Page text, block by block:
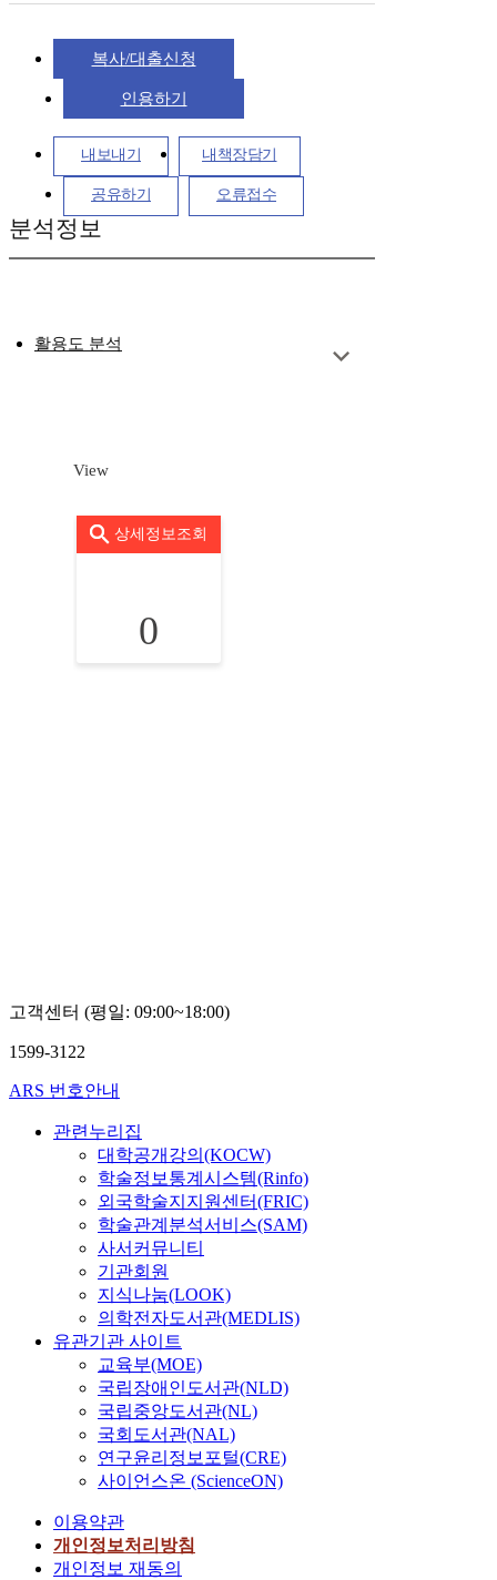
복사/대출신청
인용하기
내보내기 내책장담기
공유하기 오류접수
분석정보
활용도 분석
View
상세정보조회
0
고객센터 (평일: 09:00~18:00)
1599-3122
ARS 번호안내
관련누리집
대학공개강의(KOCW)
학술정보통계시스템(Rinfo)
외국학술지지원센터(FRIC)
학술관계분석서비스(SAM)
사서커뮤니티
기관회원
지식나눔(LOOK)
의학전자도서관(MEDLIS)
유관기관 사이트
교육부(MOE)
국립장애인도서관(NLD)
국립중앙도서관(NL)
국회도서관(NAL)
연구윤리정보포털(CRE)
사이언스온 (ScienceON)
이용약관
개인정보처리방침
개인정보 재동의